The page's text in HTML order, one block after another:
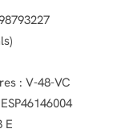
: V-48-VC
E